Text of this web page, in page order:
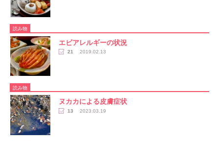
読み物
エビアレルギーの状況
21 2019.02.13
読み物
ヌカカによる皮膚症状
13 2023.03.19